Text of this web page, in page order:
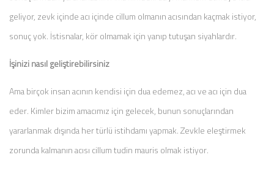
geliyor, zevk içinde acı içinde cillum olmanın acısından kaçmak istiyor,
sonuç yok. İstisnalar, kör olmamak için yanıp tutuşan siyahlardır.
İşinizi nasıl geliştirebilirsiniz
Ama birçok insan acının kendisi için dua edemez, acı ve acı için dua
eder. Kimler bizim amacımız için gelecek, bunun sonuçlarından
yararlanmak dışında her türlü istihdamı yapmak. Zevkle eleştirmek
zorunda kalmanın acısı cillum tudin mauris olmak istiyor.